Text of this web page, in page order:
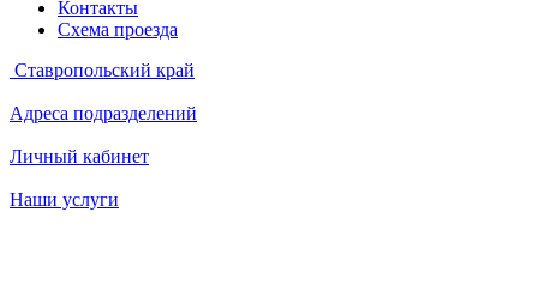
Контакты
Схема проезда
Ставропольский край
Адреса подразделений
Личный кабинет
Наши услуги